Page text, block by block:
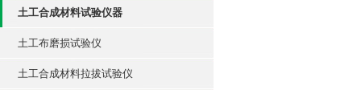
土工合成材料试验仪器
土工布磨损试验仪
土工合成材料拉拔试验仪